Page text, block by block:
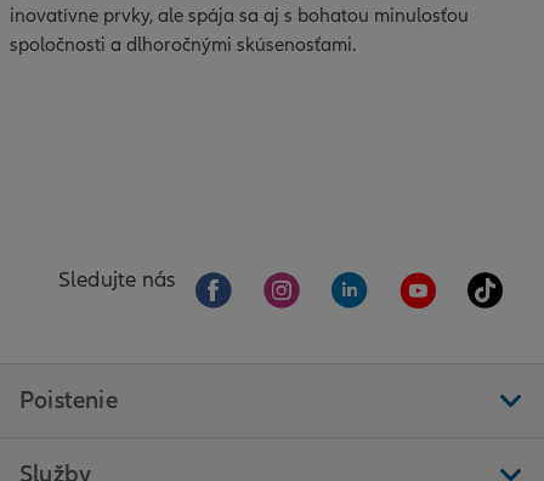
inovatívne prvky, ale spája sa aj s bohatou minulosťou
spoločnosti a dlhoročnými skúsenosťami.
Sledujte nás
Poistenie
Služby